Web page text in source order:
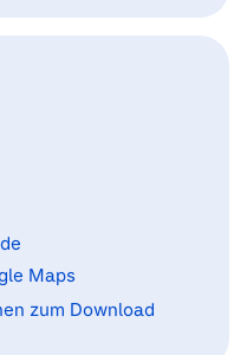
Maps
zum Download